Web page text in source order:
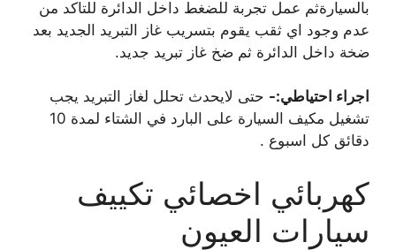
بالسيارةثم عمل تجربة للضغط داخل الدائرة للتاكد من
عدم وجود اي ثقب يقوم بتسريب غاز التبريد الجديد بعد
ضخة داخل الدائرة ثم ضخ غاز تبريد جديد.
اجراء احتياطي:- حتى لايحدث تحلل لغاز التبريد يجب
تشغيل مكيف السيارة على البارد في الشتاء لمدة 10
دقائق كل اسبوع .
كهربائي اخصائي تكييف
سيارات العيون